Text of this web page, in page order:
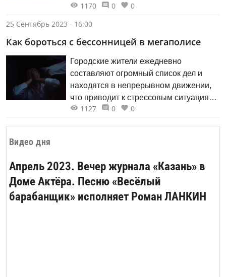
Видео дня
Апрель 2023. Вечер журнала «Казань» в
Доме Актёра. Песню «Весёлый
барабанщик» исполняет Роман ЛАНКИН
стало интересно, что же скрывается за
1170 0
0
25 Сентябрь 2023 - 16:00
Как бороться с бессонницей в мегаполисе
Городские жители ежедневно
составляют огромный список дел и
находятся в непрерывном движении,
что приводит к стрессовым ситуациям
и бессоннице. О том, что необходимо
1127 0 0